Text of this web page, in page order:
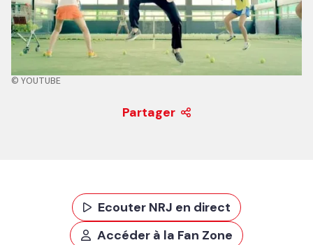
© YOUTUBE
Partager
Ecouter NRJ en direct
Accéder à la Fan Zone